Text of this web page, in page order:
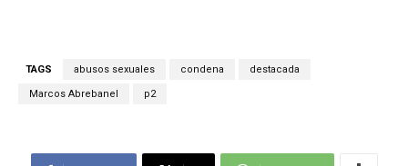
TAGS abusos sexuales condena destacada
Marcos Abrebanel p2